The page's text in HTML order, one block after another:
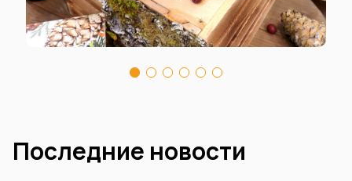
Последние новости